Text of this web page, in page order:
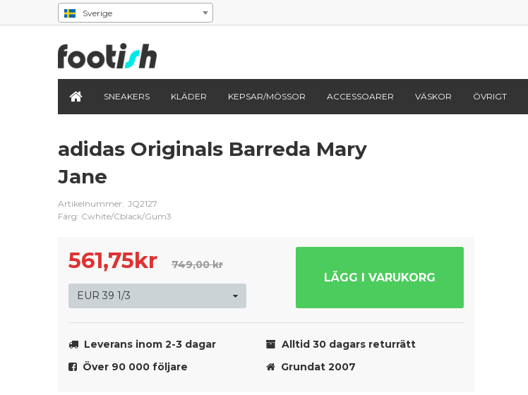
Sverige
SNEAKERS KLÄDER KEPSAR/MÖSSOR ACCESSOARER VÄSKOR ÖVRIGT
adidas Originals Barreda Mary
Jane
Artikelnummer: JQ2127
Färg: Cwhite/Cblack/Gum3
561,75kr 749,00 kr
LÄGG I VARUKORG
Leverans inom 2-3 dagar
Alltid 30 dagars returrätt
Över 90 000 följare
Grundat 2007